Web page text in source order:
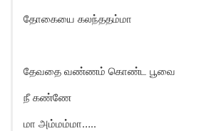
தோகையை கலந்ததம்மா
தேவதை வண்ணம் கொண்ட பூவை
நீ கண்ணே
மா அம்மம்மா…..